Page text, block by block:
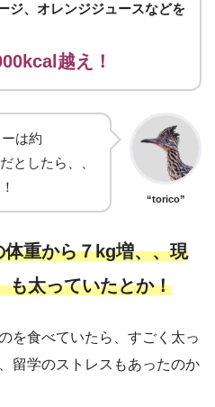
ジ、オレンジジュースなどを
越え！
は約
としたら、、
“torico”
重から７kg増、、現
も太っていたとか！
を食べていたら、すごく太っ
留学のストレスもあったのか